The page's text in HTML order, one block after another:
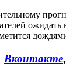
ожидать
Вконтакте,